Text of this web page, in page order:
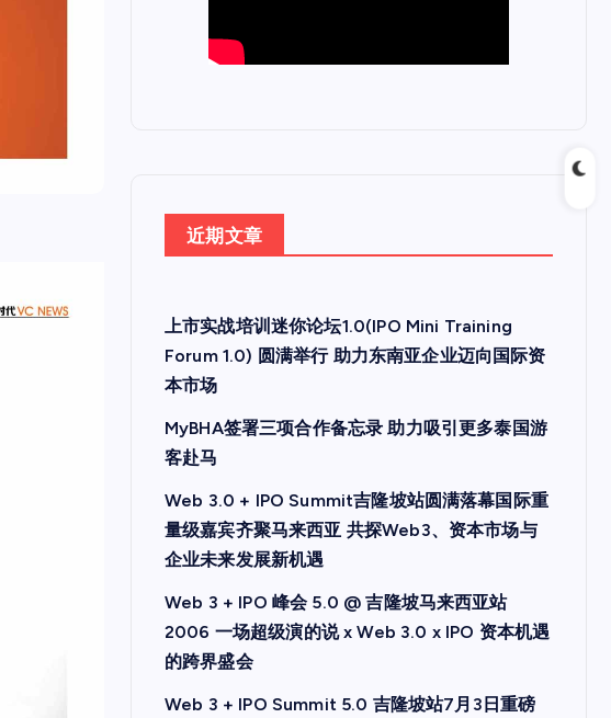
近期文章
上市实战培训迷你论坛1.0(IPO Mini Training
Forum 1.0) 圆满举行 助力东南亚企业迈向国际资
本市场
MyBHA签署三项合作备忘录 助力吸引更多泰国游
客赴马
Web 3.0 + IPO Summit吉隆坡站圆满落幕国际重
量级嘉宾齐聚马来西亚 共探Web3、资本市场与
企业未来发展新机遇
Web 3 + IPO 峰会 5.0 @ 吉隆坡马来西亚站
2006 一场超级演的说 x Web 3.0 x IPO 资本机遇
的跨界盛会
Web 3 + IPO Summit 5.0 吉隆坡站7月3日重磅